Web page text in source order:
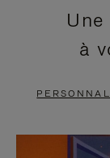
EN
POUR
à